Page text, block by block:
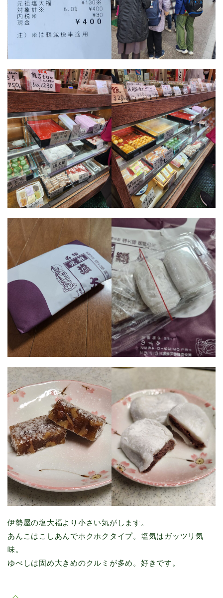
伊勢屋の塩大福より小さい気がします。
あんこはこしあんでホクホクタイプ。塩気はガッツリ気
味。
ゆべしは固め大きめのクルミが多め。好きです。